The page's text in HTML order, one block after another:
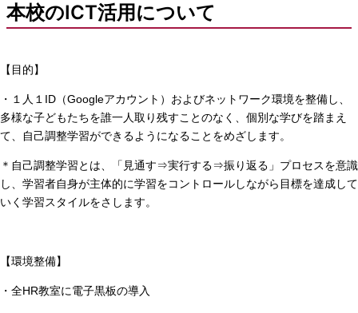
本校のICT活用について
【目的】
・１人１ ID（Googleアカウント） およびネットワーク環境を整備し、
多様な子どもたちを誰一人取り残すことのなく、個別な学びを踏まえ
て、自己調整学習ができるようになることをめざします。
＊自己調整学習とは、「見通す⇒実行する⇒振り返る」プロセスを意識
し、学習者自身が主体的に学習をコントロールしながら目標を達成して
いく学習スタイルをさします。
【環境整備】
・全HR教室に電子黒板の導入